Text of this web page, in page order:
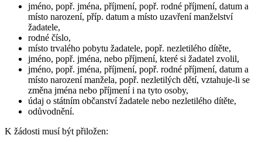
jméno, popř. jména, příjmení, popř. rodné příjmení, datum a
místo narození, příp. datum a místo uzavření manželství
žadatele,
rodné číslo,
místo trvalého pobytu žadatele, popř. nezletilého dítěte,
jméno, popř. jména, nebo příjmení, které si žadatel zvolil,
jméno, popř. jména, příjmení, popř. rodné příjmení, datum a
místo narození manžela, popř. nezletilých dětí, vztahuje-li se
změna jména nebo příjmení i na tyto osoby,
údaj o státním občanství žadatele nebo nezletilého dítěte,
odůvodnění.
K žádosti musí být přiložen: